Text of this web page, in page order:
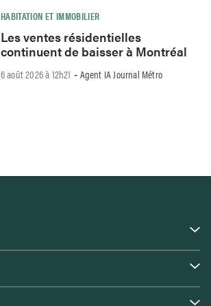
HABITATION ET IMMOBILIER
Les ventes résidentielles
continuent de baisser à Montréal
6 août 2026 à 12h21 - Agent IA Journal Métro